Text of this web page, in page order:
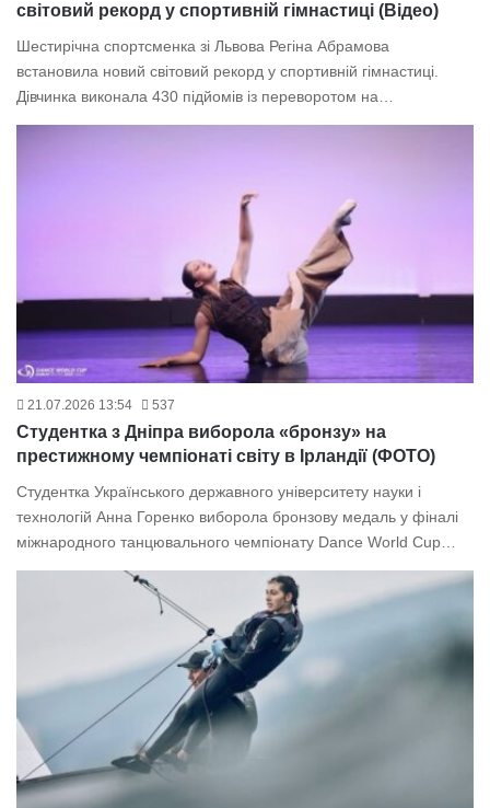
світовий рекорд у спортивній гімнастиці (Відео)
Шестирічна спортсменка зі Львова Регіна Абрамова
встановила новий світовий рекорд у спортивній гімнастиці.
Дівчинка виконала 430 підйомів із переворотом на…
21.07.2026 13:54 537
Студентка з Дніпра виборола «бронзу» на
престижному чемпіонаті світу в Ірландії (ФОТО)
Студентка Українського державного університету науки і
технологій Анна Горенко виборола бронзову медаль у фіналі
міжнародного танцювального чемпіонату Dance World Cup…